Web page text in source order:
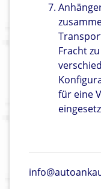
Fracht
für eine